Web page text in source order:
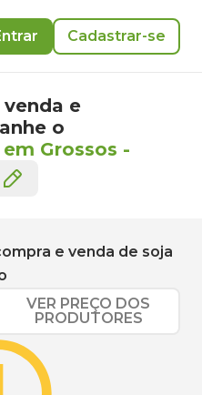
Cadastrar-se
e
o
Grossos -
e venda de soja
VER PREÇO DOS
PRODUTORES